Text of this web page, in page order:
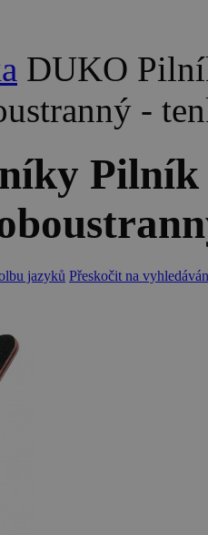
DUKO
-
Pilník
jazyků Přeskočit na